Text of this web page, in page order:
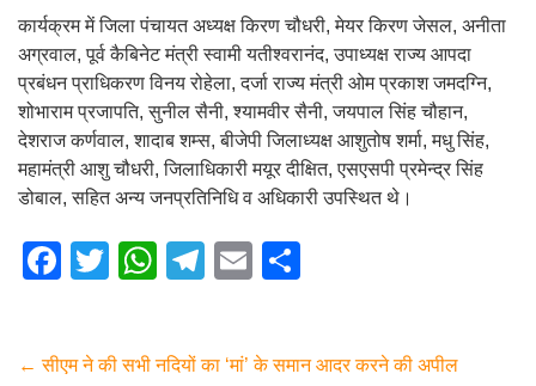
कार्यक्रम में जिला पंचायत अध्यक्ष किरण चौधरी, मेयर किरण जेसल, अनीता
अग्रवाल, पूर्व कैबिनेट मंत्री स्वामी यतीश्वरानंद, उपाध्यक्ष राज्य आपदा
प्रबंधन प्राधिकरण विनय रोहेला, दर्जा राज्य मंत्री ओम प्रकाश जमदग्नि,
शोभाराम प्रजापति, सुनील सैनी, श्यामवीर सैनी, जयपाल सिंह चौहान,
देशराज कर्णवाल, शादाब शम्स, बीजेपी जिलाध्यक्ष आशुतोष शर्मा, मधु सिंह,
महामंत्री आशु चौधरी, जिलाधिकारी मयूर दीक्षित, एसएसपी प्रमेन्द्र सिंह
डोबाल, सहित अन्य जनप्रतिनिधि व अधिकारी उपस्थित थे।
F
e
T
er
W
s
T
gr
E
e
← सीएम ने की सभी नदियों का ‘मां’ के समान आदर करने की अपील